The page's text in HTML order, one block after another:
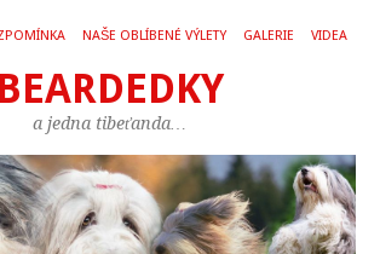
NAŠE OBLÍBENÉ VÝLETY GALERIE VIDEA
BEARDEDKY
a jedna tibeťanda…